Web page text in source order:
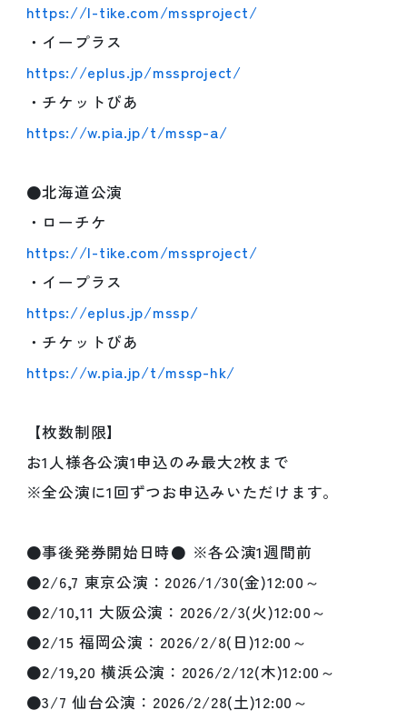
https://l-tike.com/mssproject/
・イープラス
https://eplus.jp/mssproject/
・チケットぴあ
https://w.pia.jp/t/mssp-a/
●北海道公演
・ローチケ
https://l-tike.com/mssproject/
・イープラス
https://eplus.jp/mssp/
・チケットぴあ
https://w.pia.jp/t/mssp-hk/
【枚数制限】
お1人様各公演1申込のみ最大2枚まで
※全公演に1回ずつお申込みいただけます。
●事後発券開始日時● ※各公演1週間前
●2/6,7 東京公演：2026/1/30(金)12:00～
●2/10,11 大阪公演：2026/2/3(火)12:00～
●2/15 福岡公演：2026/2/8(日)12:00～
●2/19,20 横浜公演：2026/2/12(木)12:00～
●3/7 仙台公演：2026/2/28(土)12:00～